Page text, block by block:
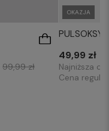
99,99 zł
OKAZJA
49,99 zł
Najniższa
Cena